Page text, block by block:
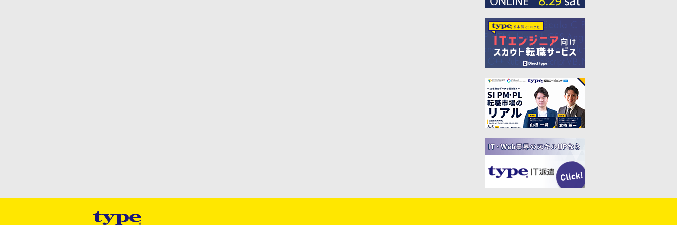
#藤倉成太
#松本勇気
#クラウド
#本
#DX
#SES
#まつもとゆきひろ
#PM
#EM
#牛尾剛
#キャディ
#ハードウエア
#マイクロソフト
#えふしん
#Sansan
#戸倉彩
#エネルギー
#エムスリー
#アプリ
#小城久美子
#フリーランス
#アジャイル
#モビリティー
#Web3
#岩瀬義昌
#コーディング
#DeNA
#10X
#中島聡